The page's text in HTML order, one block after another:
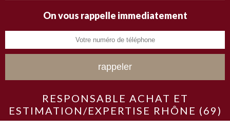
On vous rappelle immediatement
RESPONSABLE ACHAT ET
ESTIMATION/EXPERTISE RHÔNE (69)